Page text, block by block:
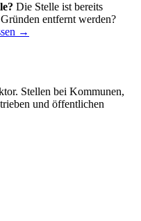
Die Stelle ist bereits
entfernt werden?
→
Stellen bei Kommunen,
und öffentlichen